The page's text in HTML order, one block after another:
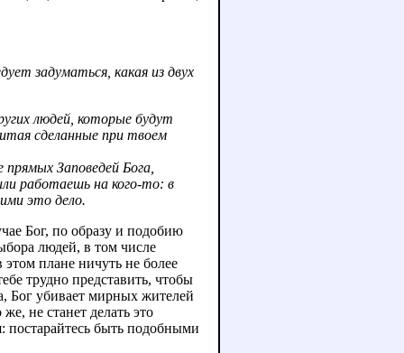
задуматься, какая из двух
людей, которые будут
сделанные при твоем
Заповедей Бога,
работаешь на кого-то: в
это дело.
Бог, по образу и подобию
людей, в том числе
плане ничуть не более
трудно представить, чтобы
Бог убивает мирных жителей
не станет делать это
постарайтесь быть подобными